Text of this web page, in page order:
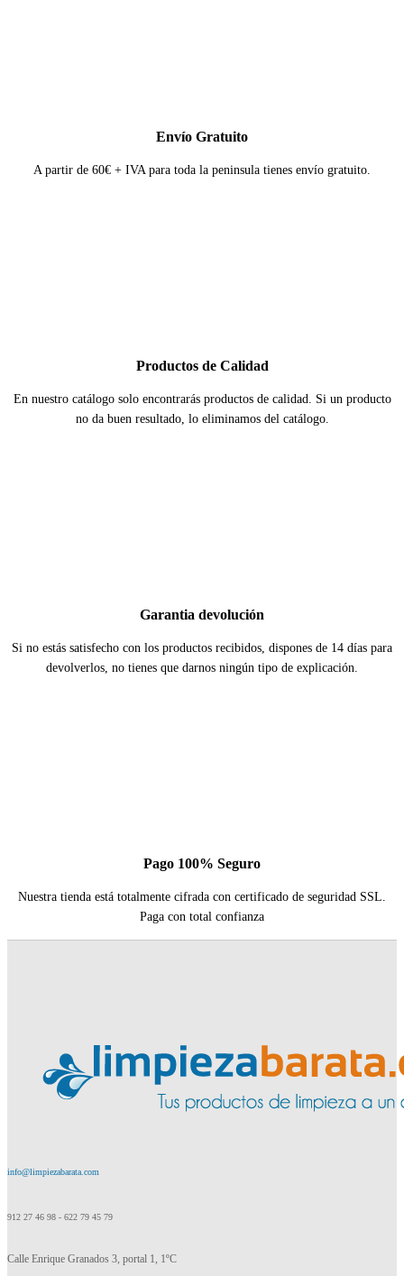
Envío Gratuito
A partir de 60€ + IVA para toda la peninsula tienes envío gratuito.
Productos de Calidad
En nuestro catálogo solo encontrarás productos de calidad. Si un producto
no da buen resultado, lo eliminamos del catálogo.
Garantia devolución
Si no estás satisfecho con los productos recibidos, dispones de 14 días para
devolverlos, no tienes que darnos ningún tipo de explicación.
Pago 100% Seguro
Nuestra tienda está totalmente cifrada con certificado de seguridad SSL.
Paga con total confianza
info@limpiezabarata.com
912 27 46 98 - 622 79 45 79
Calle Enrique Granados 3, portal 1, 1ºC